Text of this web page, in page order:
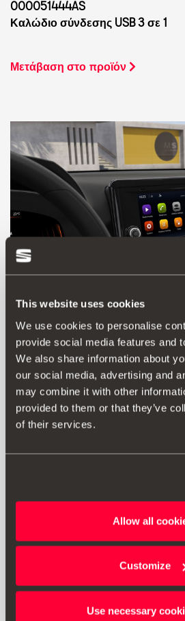
This website uses cookies
We use cookies to personalise
provide social media features and
We also share information about
our social media, advertising and
may combine it with other
provided to them or that they’ve
of their services.
Allow all
Customize
Use necessary
000051444AS
Καλώδιο σύνδεσης USB 3 σε 1
Μετάβαση στο προϊόν
5F0054830C
FULL LINK (MIB3)
Μετάβαση στο προϊόν